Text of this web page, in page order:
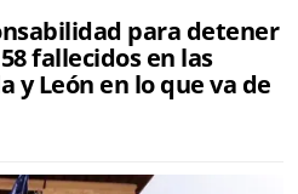
para detener
fallecidos en las
y León en lo que va de